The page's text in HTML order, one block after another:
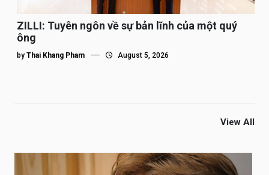
ZILLI: Tuyên ngôn về sự bản lĩnh của một quý
ông
by Thai Khang Pham August 5, 2026
View All